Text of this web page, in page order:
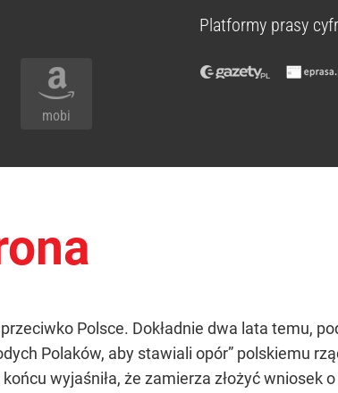
mobi
Platformy prasy
Polsce. Dokładnie dwa lata temu,
Polaków, aby stawiali opór” polskiemu
wyjaśniła, że zamierza złożyć wniosek